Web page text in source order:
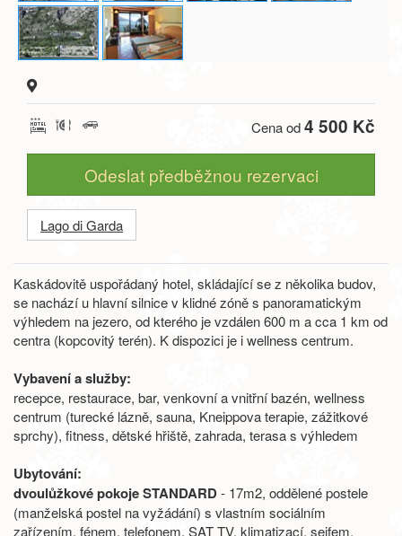
Cena od4 500 Kč
Odeslat předběžnou rezervaci
Lago di Garda
Kaskádovitě uspořádaný hotel, skládající se z několika budov,
se nachází u hlavní silnice v klidné zóně s panoramatickým
výhledem na jezero, od kterého je vzdálen 600 m a cca 1 km od
centra (kopcovitý terén). K dispozici je i wellness centrum.
Vybavení a služby:
recepce, restaurace, bar, venkovní a vnitřní bazén, wellness
centrum (turecké lázně, sauna, Kneippova terapie, zážitkové
sprchy), fitness, dětské hřiště, zahrada, terasa s výhledem
Ubytování:
dvoulůžkové pokoje STANDARD- 17m2, oddělené postele
(manželská postel na vyžádání) s vlastním sociálním
zařízením, fénem, telefonem, SAT TV, klimatizací, sejfem,